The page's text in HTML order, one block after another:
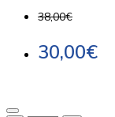
38,00€
30,00€